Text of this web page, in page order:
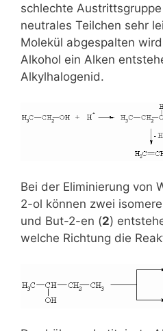
schlechte
neutrales Teilchen sehr
Molekül abgespalten
Alkohol ein Alken
Alkylhalogenid.
Bei der Eliminierung von
2-ol können zwei
und But-2-en (2)
welche Richtung die